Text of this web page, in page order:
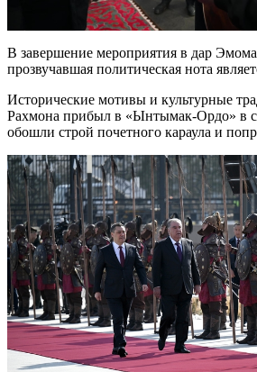
В завершение мероприятия в дар
прозвучавшая политическая нота
Исторические мотивы и культурные
Рахмона прибыл в «Ынтымак-Ордо» в
обошли строй почетного караула и